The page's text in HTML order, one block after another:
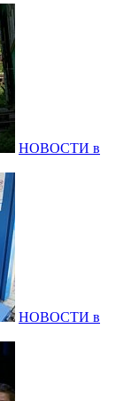
НОВОСТИ в
НОВОСТИ в